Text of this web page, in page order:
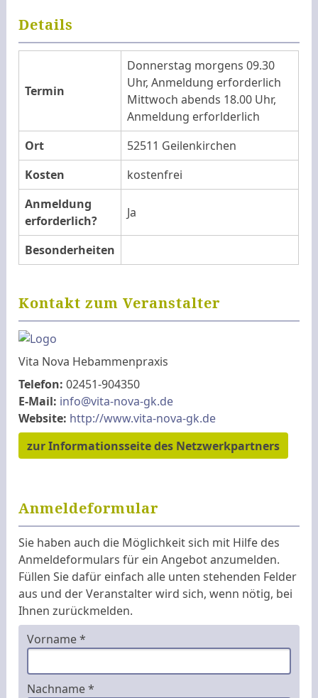
Details
Termin
Donnerstag morgens 09.30
Uhr, Anmeldung erforderlich
Mittwoch abends 18.00 Uhr,
Anmeldung erforlderlich
Ort
52511 Geilenkirchen
Kosten
kostenfrei
Anmeldung
erforderlich?
Ja
Besonderheiten
Kontakt zum Veranstalter
Vita Nova Hebammenpraxis
Telefon: 02451-904350
E-Mail: info@vita-nova-gk.de
Website: http://www.vita-nova-gk.de
zur Informationsseite des Netzwerkpartners
Anmeldeformular
Sie haben auch die Möglichkeit sich mit Hilfe des
Anmeldeformulars für ein Angebot anzumelden.
Füllen Sie dafür einfach alle unten stehenden Felder
aus und der Veranstalter wird sich, wenn nötig, bei
Ihnen zurückmelden.
Vorname *
Nachname *